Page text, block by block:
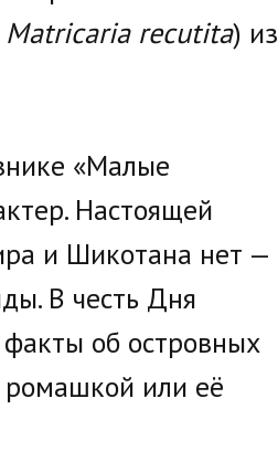
Matricaria recutita) из
«Малые
Настоящей
и Шикотана нет —
В честь Дня
об островных
ромашкой или её